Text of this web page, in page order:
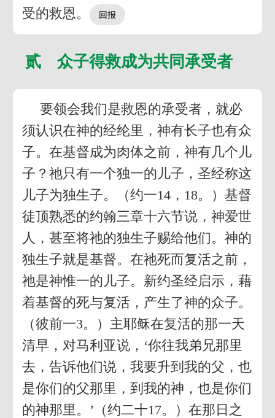
受的救恩。
贰 众子得救成为共同承受者
要领会我们是救恩的承受者，就必
须认识在神的经纶里，神有长子也有众
子。在基督成为肉体之前，神有几个儿
子？祂只有一个独一的儿子，圣经称这
儿子为独生子。（约一14，18。）基督
徒顶熟悉的约翰三章十六节说，神爱世
人，甚至将祂的独生子赐给他们。神的
独生子就是基督。在祂死而复活之前，
祂是神惟一的儿子。新约圣经启示，藉
着基督的死与复活，产生了神的众子。
（彼前一3。）主耶稣在复活的那一天
清早，对马利亚说，‘你往我弟兄那里
去，告诉他们说，我要升到我的父，也
是你们的父那里，到我的神，也是你们
的神那里。’（约二十17。）在那日之